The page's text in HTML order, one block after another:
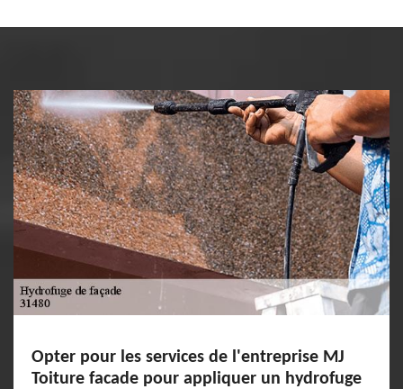
Opter pour les services de l'entreprise MJ
Toiture facade pour appliquer un hydrofuge